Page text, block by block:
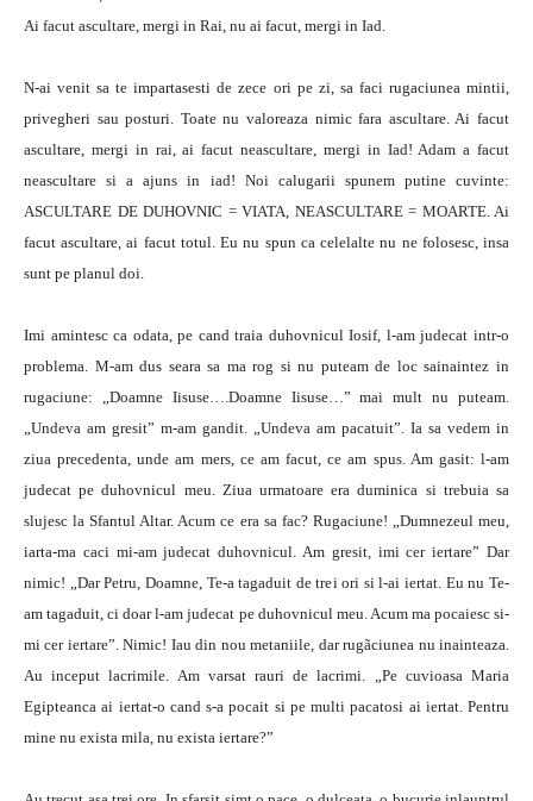
Ai facut ascultare, mergi in Rai, nu ai facut, mergi in Iad.
N-ai venit sa te impartasesti de zece ori pe zi, sa faci rugaciunea mintii,
privegheri sau posturi. Toate nu valoreaza nimic fara ascultare. Ai facut
ascultare, mergi in rai, ai facut neascultare, mergi in Iad! Adam a facut
neascultare si a ajuns in iad! Noi calugarii spunem putine cuvinte:
ASCULTARE DE DUHOVNIC = VIATA, NEASCULTARE = MOARTE. Ai
facut ascultare, ai facut totul. Eu nu spun ca celelalte nu ne folosesc, insa
sunt pe planul doi.
Imi amintesc ca odata, pe cand traia duhovnicul Iosif, l-am judecat intr-o
problema. M-am dus seara sa ma rog si nu puteam de loc sainaintez in
rugaciune: „Doamne Iisuse….Doamne Iisuse…” mai mult nu puteam.
„Undeva am gresit” m-am gandit. „Undeva am pacatuit”. Ia sa vedem in
ziua precedenta, unde am mers, ce am facut, ce am spus. Am gasit: l-am
judecat pe duhovnicul meu. Ziua urmatoare era duminica si trebuia sa
slujesc la Sfantul Altar. Acum ce era sa fac? Rugaciune! „Dumnezeul meu,
iarta-ma caci mi-am judecat duhovnicul. Am gresit, imi cer iertare” Dar
nimic! „Dar Petru, Doamne, Te-a tagaduit de trei ori si l-ai iertat. Eu nu Te-
am tagaduit, ci doar l-am judecat pe duhovnicul meu. Acum ma pocaiesc si-
mi cer iertare”. Nimic! Iau din nou metaniile, dar rugãciunea nu inainteaza.
Au inceput lacrimile. Am varsat rauri de lacrimi. „Pe cuvioasa Maria
Egipteanca ai iertat-o cand s-a pocait si pe multi pacatosi ai iertat. Pentru
mine nu exista mila, nu exista iertare?”